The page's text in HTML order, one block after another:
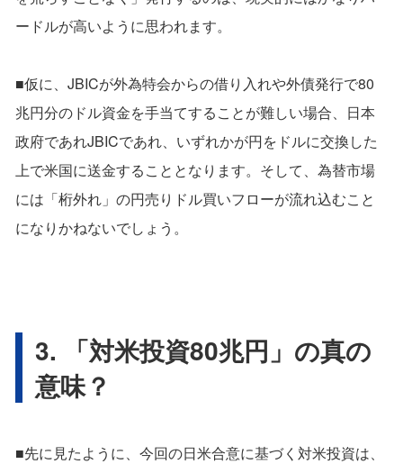
ードルが高いように思われます。
■仮に、JBICが外為特会からの借り入れや外債発行で80
兆円分のドル資金を手当てすることが難しい場合、日本
政府であれJBICであれ、いずれかが円をドルに交換した
上で米国に送金することとなります。そして、為替市場
には「桁外れ」の円売りドル買いフローが流れ込むこと
になりかねないでしょう。
3. 「対米投資80兆円」の真の
意味？
■先に見たように、今回の日米合意に基づく対米投資は、